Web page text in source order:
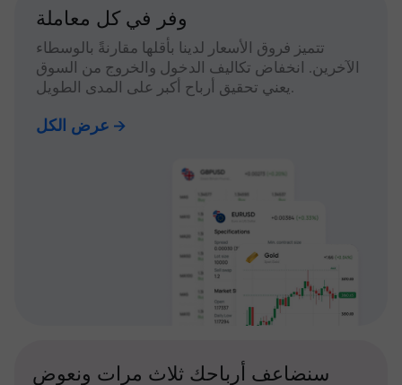
وفر في كل معاملة
تتميز فروق الأسعار لدينا بأقلها مقارنةً بالوسطاء
الآخرين. انخفاض تكاليف الدخول والخروج من السوق
يعني تحقيق أرباح أكبر على المدى الطويل.
عرض الكل
سنضاعف أرباحك ثلاث مرات ونعوض